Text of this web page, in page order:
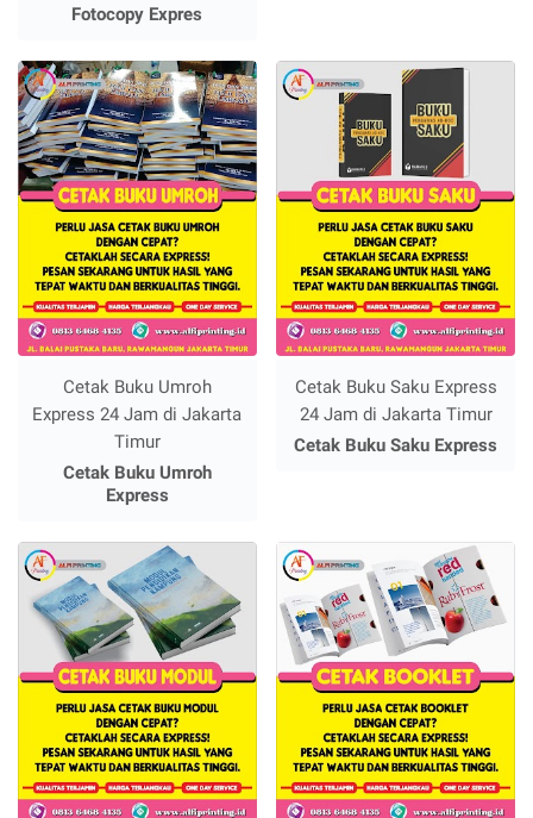
Fotocopy Expres
Cetak Buku Umroh
Express 24 Jam di Jakarta
Timur
Cetak Buku Umroh
Express
Cetak Buku Saku Express
24 Jam di Jakarta Timur
Cetak Buku Saku Express